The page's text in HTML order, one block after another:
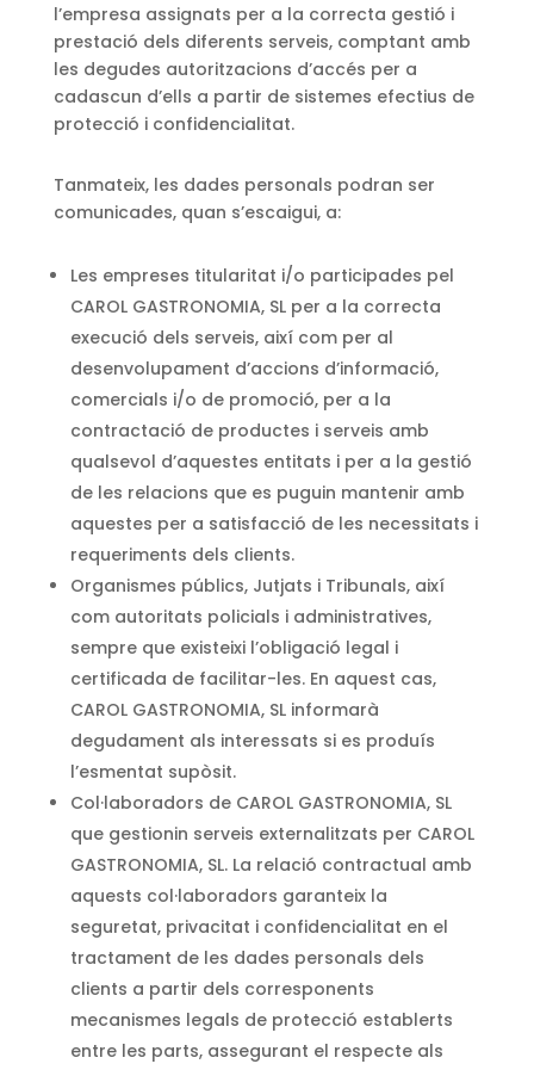
l’empresa assignats per a la correcta gestió i
prestació dels diferents serveis, comptant amb
les degudes autoritzacions d’accés per a
cadascun d’ells a partir de sistemes efectius de
protecció i confidencialitat.
Tanmateix, les dades personals podran ser
comunicades, quan s’escaigui, a:
Les empreses titularitat i/o participades pel
CAROL GASTRONOMIA, SL per a la correcta
execució dels serveis, així com per al
desenvolupament d’accions d’informació,
comercials i/o de promoció, per a la
contractació de productes i serveis amb
qualsevol d’aquestes entitats i per a la gestió
de les relacions que es puguin mantenir amb
aquestes per a satisfacció de les necessitats i
requeriments dels clients.
Organismes públics, Jutjats i Tribunals, així
com autoritats policials i administratives,
sempre que existeixi l’obligació legal i
certificada de facilitar-les. En aquest cas,
CAROL GASTRONOMIA, SL informarà
degudament als interessats si es produís
l’esmentat supòsit.
Col·laboradors de CAROL GASTRONOMIA, SL
que gestionin serveis externalitzats per CAROL
GASTRONOMIA, SL. La relació contractual amb
aquests col·laboradors garanteix la
seguretat, privacitat i confidencialitat en el
tractament de les dades personals dels
clients a partir dels corresponents
mecanismes legals de protecció establerts
entre les parts, assegurant el respecte als